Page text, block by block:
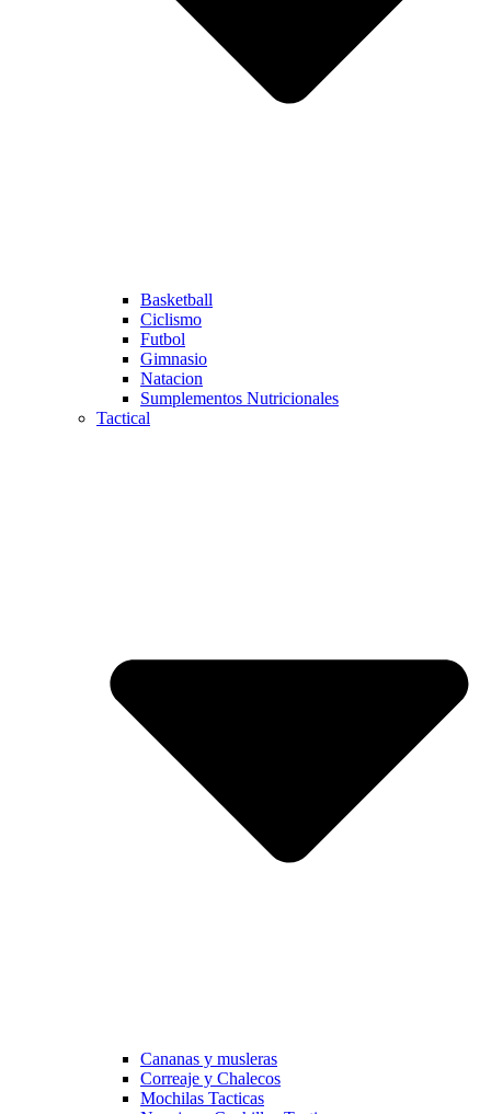
Basketball
Ciclismo
Futbol
Gimnasio
Natacion
Sumplementos Nutricionales
Tactical
Cananas y musleras
Correaje y Chalecos
Mochilas Tacticas